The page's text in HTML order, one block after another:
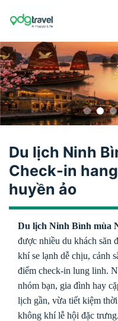
Du lịch Ninh
Check-in
huyền ảo
Du lịch Ninh Bình mùa
được nhiều du khách săn
khí se lạnh dễ chịu, cảnh
điểm check-in lung linh.
nhóm bạn, gia đình hay
lịch gần, vừa tiết kiệm
không khí lễ hội đặc